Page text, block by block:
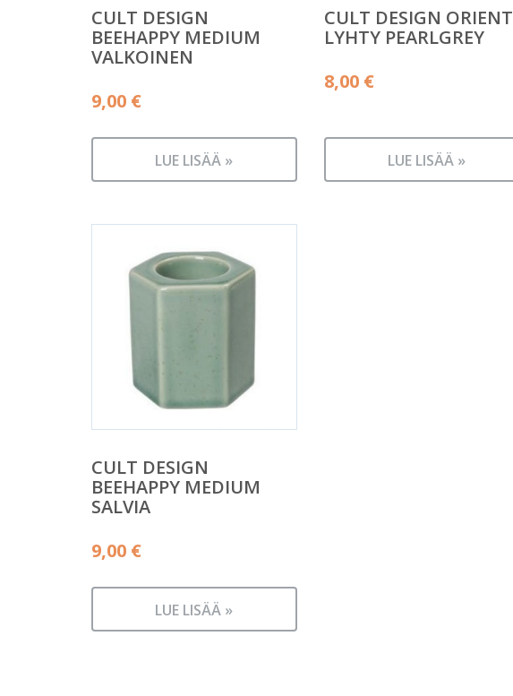
CULT DESIGN
BEEHAPPY MEDIUM
VALKOINEN
9,00 €
LUE LISÄÄ »
CULT DESIGN ORIENT
LYHTY PEARLGREY
8,00 €
LUE LISÄÄ »
CULT DESIGN
BEEHAPPY MEDIUM
SALVIA
9,00 €
LUE LISÄÄ »